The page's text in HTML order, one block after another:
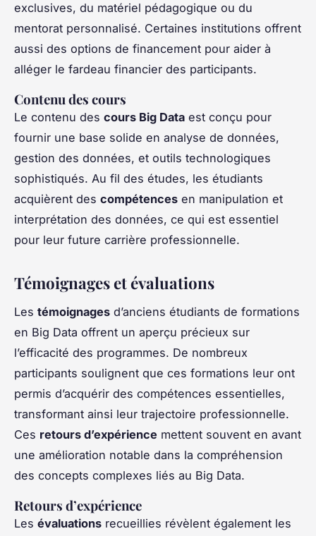
exclusives, du matériel pédagogique ou du
mentorat personnalisé. Certaines institutions offrent
aussi des options de financement pour aider à
alléger le fardeau financier des participants.
Contenu des cours
Le contenu des cours Big Data est conçu pour
fournir une base solide en analyse de données,
gestion des données, et outils technologiques
sophistiqués. Au fil des études, les étudiants
acquièrent des compétences en manipulation et
interprétation des données, ce qui est essentiel
pour leur future carrière professionnelle.
Témoignages et évaluations
Les témoignages d’anciens étudiants de formations
en Big Data offrent un aperçu précieux sur
l’efficacité des programmes. De nombreux
participants soulignent que ces formations leur ont
permis d’acquérir des compétences essentielles,
transformant ainsi leur trajectoire professionnelle.
Ces retours d’expérience mettent souvent en avant
une amélioration notable dans la compréhension
des concepts complexes liés au Big Data.
Retours d’expérience
Les évaluations recueillies révèlent également les